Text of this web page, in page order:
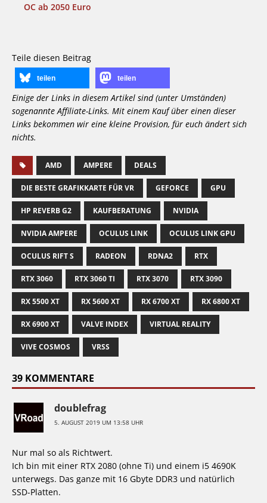
OC ab 2050 Euro
Teile diesen Beitrag
teilen teilen
Einige der Links in diesem Artikel sind (unter Umständen)
sogenannte Affiliate-Links. Mit einem Kauf über einen dieser
Links bekommen wir eine kleine Provision, für euch ändert sich
nichts.
AMD AMPERE DEALS
DIE BESTE GRAFIKKARTE FÜR VR GEFORCE GPU
HP REVERB G2 KAUFBERATUNG NVIDIA
NVIDIA AMPERE OCULUS LINK OCULUS LINK GPU
OCULUS RIFT S RADEON RDNA2 RTX
RTX 3060 RTX 3060 TI RTX 3070 RTX 3090
RX 5500 XT RX 5600 XT RX 6700 XT RX 6800 XT
RX 6900 XT VALVE INDEX VIRTUAL REALITY
VIVE COSMOS VRSS
39 KOMMENTARE
doublefrag
5. AUGUST 2019 UM 13:58 UHR
Nur mal so als Richtwert.
Ich bin mit einer RTX 2080 (ohne Ti) und einem i5 4690K
unterwegs. Das ganze mit 16 Gbyte DDR3 und natürlich
SSD-Platten.